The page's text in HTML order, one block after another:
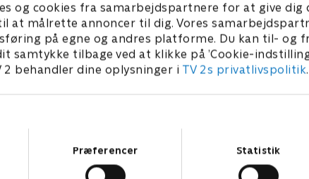
og cookies fra samarbejdspartnere for at give dig
at målrette annoncer til dig. Vores
på egne og andres platforme. Du kan til- og
samtykke tilbage ved at klikke på ’Cookie-
2 behandler dine oplysninger i TV 2s privatlivspolitik.
Præferencer Statistik